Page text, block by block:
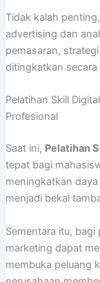
Tidak kalah
advertising dan
pemasaran,
ditingkatkan secara
Pelatihan Skill
Profesional
Saat ini, Pelatihan
tepat bagi
meningkatkan
menjadi bekal
Sementara itu,
marketing dapat
membuka peluang